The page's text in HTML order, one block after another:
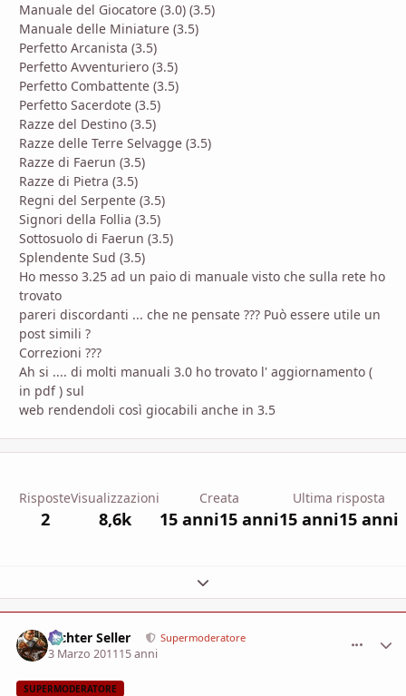
Manuale del Giocatore (3.0) (3.5)
Manuale delle Miniature (3.5)
Perfetto Arcanista (3.5)
Perfetto Avventuriero (3.5)
Perfetto Combattente (3.5)
Perfetto Sacerdote (3.5)
Razze del Destino (3.5)
Razze delle Terre Selvagge (3.5)
Razze di Faerun (3.5)
Razze di Pietra (3.5)
Regni del Serpente (3.5)
Signori della Follia (3.5)
Sottosuolo di Faerun (3.5)
Splendente Sud (3.5)
Ho messo 3.25 ad un paio di manuale visto che sulla rete ho
trovato
pareri discordanti ... che ne pensate ??? Può essere utile un
post simili ?
Correzioni ???
Ah si .... di molti manuali 3.0 ho trovato l' aggiornamento (
in pdf ) sul
web rendendoli così giocabili anche in 3.5
Risposte
2
Visualizzazioni
8,6k
Creata
15 anni15 anni
Ultima risposta
15 anni15 anni
Espandi panoramica del topic
Richter Seller Supermoderatore
3 Marzo 201115 anni
SUPERMODERATORE